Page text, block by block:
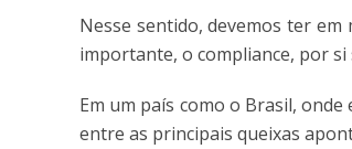
Nesse sentido, devemos ter
importante, o compliance, por
Em um país como o Brasil, onde
entre as principais queixas